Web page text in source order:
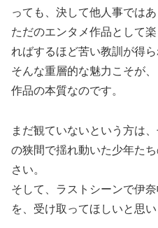
っても、決して他人事ではあ
ただのエンタメ作品として
ればするほど苦い教訓が得ら
そんな重層的な魅力こそが
作品の本質なのです。
まだ観ていないという方は
の狭間で揺れ動いた少年た
さい。
そして、ラストシーンで伊
を、受け取ってほしいと思い